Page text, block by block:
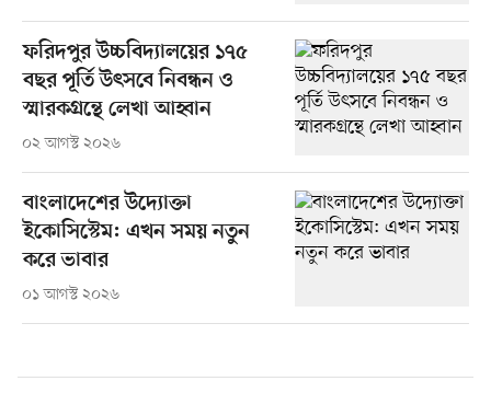
ফরিদপুর উচ্চবিদ্যালয়ের ১৭৫
বছর পূর্তি উৎসবে নিবন্ধন ও
স্মারকগ্রন্থে লেখা আহ্বান
০২ আগস্ট ২০২৬
বাংলাদেশের উদ্যোক্তা
ইকোসিস্টেম: এখন সময় নতুন
করে ভাবার
০১ আগস্ট ২০২৬